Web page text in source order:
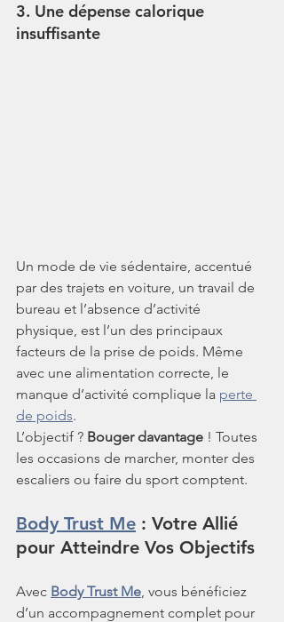
3. Une dépense calorique
insuffisante
Un mode de vie sédentaire, accentué
par des trajets en voiture, un travail de
bureau et l’absence d’activité
physique, est l’un des principaux
facteurs de la prise de poids. Même
avec une alimentation correcte, le
manque d’activité complique la perte
de poids.
L’objectif ? Bouger davantage ! Toutes
les occasions de marcher, monter des
escaliers ou faire du sport comptent.
Body Trust Me : Votre Allié
pour Atteindre Vos Objectifs
Avec Body Trust Me , vous bénéficiez
d’un accompagnement complet pour